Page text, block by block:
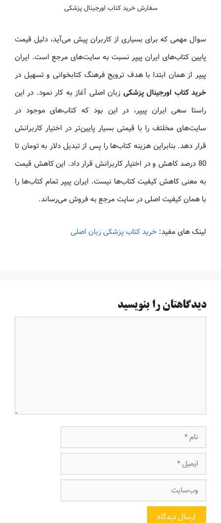
سفارش خرید کتاب اورجینال پزشکی
سوال مهمی که برای بسیاری از کاربران پیش می‌آید، دلیل قیمت
پایین کتاب‌های ایران پیپر نسبت به سایت‌های مرجع است. ایران
پیپر از همان ابتدا با هدف ترویج فرهنگ کتابخوانی و تسهیل در
خرید کتاب اورجینال پزشکی زبان اصلی آغاز به کار نمود. در این
راستا سعی ایران پیپر، در این بود که کتاب‌های موجود در
سایت‌های مخلتف را با قیمتی بسیار پایین‌تر در اختیار کاربرانش
قرار دهد. بنابراین هزینه کتاب‌ها را پس از تبدیل دلار به تومان تا
80 درصد کاهش و در اختیار کاربرانش قرار داد. این کاهش قیمت
به معنی کاهش کیفیت کتاب‌ها نیست. ایران پیپر تمام کتاب‌ها را
با همان کیفیت اصلی در سایت مرجع به فروش می‌رساند.
لینک های مفید: خرید کتاب پزشکی زبان اصلی
دیدگاهتان را بنویسید
ایمیل
وب‌سایت